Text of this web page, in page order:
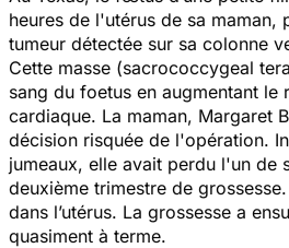
heures de l'utérus de sa maman,
tumeur détectée sur sa colonne
Cette masse (sacrococcygeal
sang du foetus en augmentant le
cardiaque. La maman, Margaret
décision risquée de l'opération.
jumeaux, elle avait perdu l'un de
deuxième trimestre de
dans l’utérus. La grossesse a
quasiment à terme.